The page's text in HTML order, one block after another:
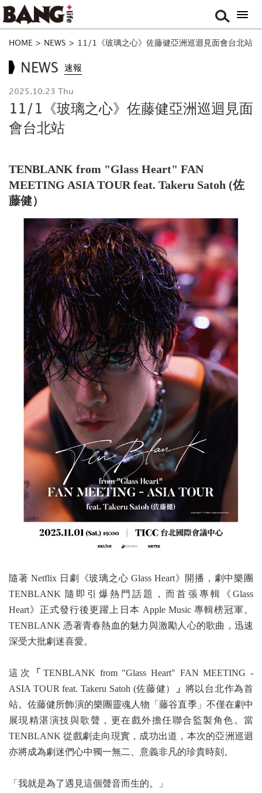
HOME > NEWS > 11/1《玻璃之心》佐藤健亞洲巡迴見面會台北站
NEWS 速報
2025.10.23 Thu
11/1《玻璃之心》佐藤健亞洲巡迴見面
會台北站
TENBLANK from "Glass Heart" FAN
MEETING ASIA TOUR feat. Takeru Satoh (佐
藤健）
隨著 Netflix 日劇《玻璃之心 Glass Heart》開播，劇中樂團
TENBLANK 隨即引爆熱門話題，而首張專輯《Glass
Heart》正式發行後更躍上日本 Apple Music 專輯榜冠軍。
TENBLANK 憑著青春熱血的魅力與激勵人心的歌曲，迅速
深受大批劇迷喜愛。
這次 「TENBLANK from "Glass Heart" FAN MEETING -
ASIA TOUR feat. Takeru Satoh (佐藤健）
」 將以台北作為首
站。佐藤健所飾演的樂團靈魂人物「藤谷直季」不僅在劇中
展現精湛演技與歌聲，更在戲外擔任聯合監製角色。當
TENBLANK 從戲劇走向現實，成功出道，本次的亞洲巡迴
亦將成為劇迷們心中獨一無二、意義非凡的珍貴時刻。
「我就是為了遇見這個聲音而生的。」